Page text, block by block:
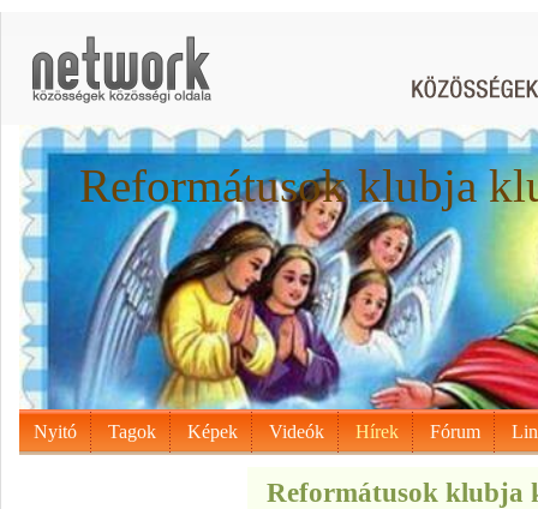
Reformátusok klubja
Nyitó Tagok Képek Videók Hírek Fórum
Reformátusok klubja